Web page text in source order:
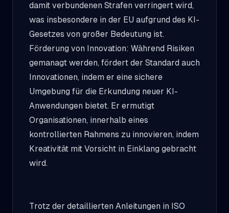
damit verbundenen Strafen verringert wird,
was insbesondere in der EU aufgrund des KI-
Gesetzes von großer Bedeutung ist.
Förderung von Innovation: Während Risiken
gemanagt werden, fördert der Standard auch
Innovationen, indem er eine sichere
Umgebung für die Erkundung neuer KI-
Anwendungen bietet. Er ermutigt
Organisationen, innerhalb eines
kontrollierten Rahmens zu innovieren, indem
Kreativität mit Vorsicht in Einklang gebracht
wird.
Trotz der detaillierten Anleitungen in ISO